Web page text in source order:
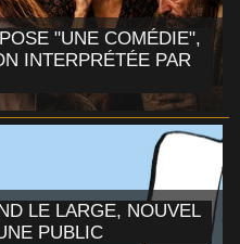
"UNE COMÉDIE",
INTERPRÉTÉE PAR
LE LARGE, NOUVEL
PUBLIC